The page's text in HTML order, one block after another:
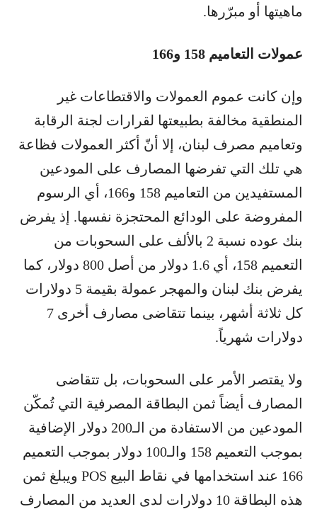
ماهيتها أو مبرّرها.
عمولات التعاميم 158 و166
وإن كانت عموم العمولات والاقتطاعات غير
المنطقية مخالفة بطبيعتها لقرارات لجنة الرقابة
وتعاميم مصرف لبنان، إلا أنّ أكثر العمولات فظاعة
هي تلك التي تفرضها المصارف على المودعين
المستفيدين من التعاميم 158 و166، أي الرسوم
المفروضة على الودائع المحتجزة نفسها. إذ يفرض
بنك عوده نسبة 2 بالألف على السحوبات من
التعميم 158، أي 1.6 دولار من أصل 800 دولار، كما
يفرض بنك لبنان والمهجر عمولة بقيمة 5 دولارات
كل ثلاثة أشهر، بينما تتقاضى مصارف أخرى 7
دولارات شهرياً.
ولا يقتصر الأمر على السحوبات، بل تتقاضى
المصارف أيضاً ثمن البطاقة المصرفية التي تُمكّن
المودعين من الاستفادة من الـ200 دولار الإضافية
بموجب التعميم 158 والـ100 دولار بموجب التعميم
166 عند استخدامها في نقاط البيع POS ويبلغ ثمن
هذه البطاقة 10 دولارات لدى العديد من المصارف